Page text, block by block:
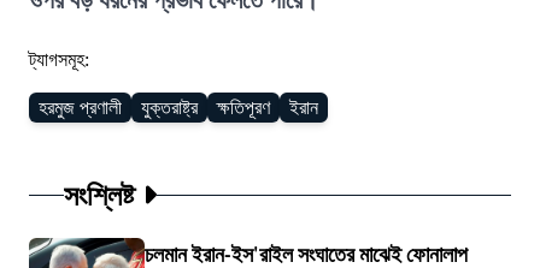
ট্যাগসমূহ:
হরমুজ প্রণালী যুক্তরাষ্ট্র ক্ষতিপূরণ ইরান
সংশ্লিষ্ট
চলমান ইরান-ইস'রাইল সংঘাতের মাঝেই ফোনালাপ